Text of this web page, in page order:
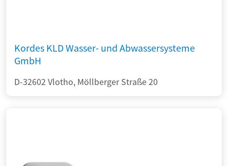
Kordes KLD Wasser- und Abwassersysteme
GmbH
D-32602 Vlotho, Möllberger Straße 20